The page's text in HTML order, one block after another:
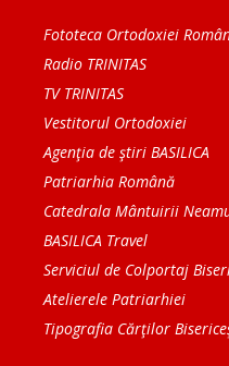
Fototeca Ortodoxiei
Radio TRINITAS
TV TRINITAS
Vestitorul Ortodoxiei
Agenţia de ştiri BASILICA
Patriarhia Română
Catedrala Mântuirii
BASILICA Travel
Serviciul de Colportaj
Atelierele Patriarhiei
Tipografia Cărţilor